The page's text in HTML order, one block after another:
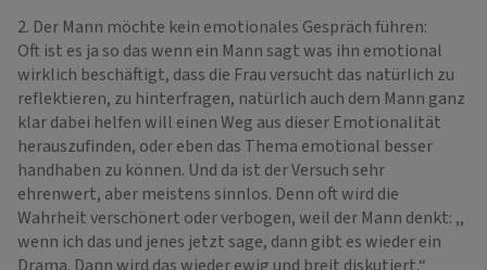
2. Der Mann möchte kein emotionales Gespräch führen:
Oft ist es ja so das wenn ein Mann sagt was ihn emotional
wirklich beschäftigt, dass die Frau versucht das natürlich zu
reflektieren, zu hinterfragen, natürlich auch dem Mann ganz
klar dabei helfen will einen Weg aus dieser Emotionalität
herauszufinden, oder eben das Thema emotional besser
handhaben zu können. Und da ist der Versuch sehr
ehrenwert, aber meistens sinnlos. Denn oft wird die
Wahrheit verschönert oder verbogen, weil der Mann denkt: ,,
wenn ich das und jenes jetzt sage, dann gibt es wieder ein